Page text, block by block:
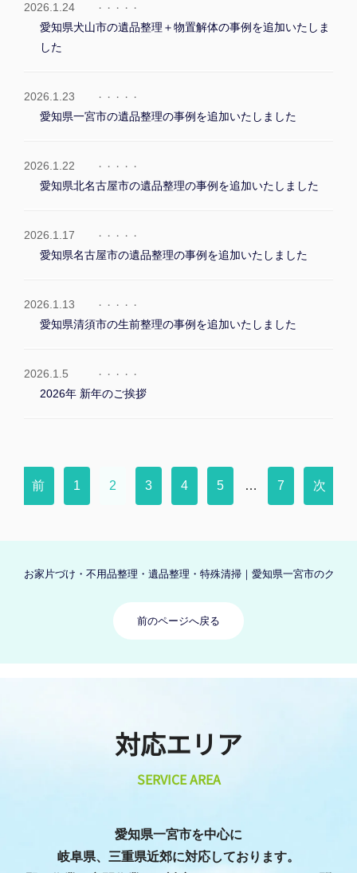
2026.1.24
愛知県犬山市の遺品整理＋物置解体の事例を追加いたしま
した
2026.1.23
愛知県一宮市の遺品整理の事例を追加いたしました
2026.1.22
愛知県北名古屋市の遺品整理の事例を追加いたしました
2026.1.17
愛知県名古屋市の遺品整理の事例を追加いたしました
2026.1.13
愛知県清須市の生前整理の事例を追加いたしました
2026.1.5
2026年 新年のご挨拶
前 1 2 3 4 5 … 7 次
お家片づけ・不用品整理・遺品整理・特殊清掃｜愛知県一宮市のクリ
前のページへ戻る
対応エリア
SERVICE AREA
愛知県一宮市を中心に
岐阜県、三重県近郊に対応しております。